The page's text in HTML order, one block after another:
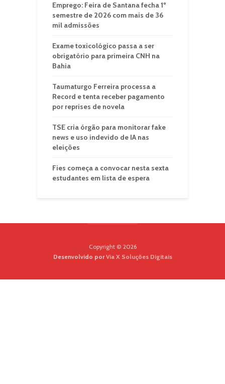
Emprego: Feira de Santana fecha 1º
semestre de 2026 com mais de 36
mil admissões
Exame toxicológico passa a ser
obrigatório para primeira CNH na
Bahia
Taumaturgo Ferreira processa a
Record e tenta receber pagamento
por reprises de novela
TSE cria órgão para monitorar fake
news e uso indevido de IA nas
eleições
Fies começa a convocar nesta sexta
estudantes em lista de espera
Copyright © 2026
Desenvolvido porVia X Soluções Digitais